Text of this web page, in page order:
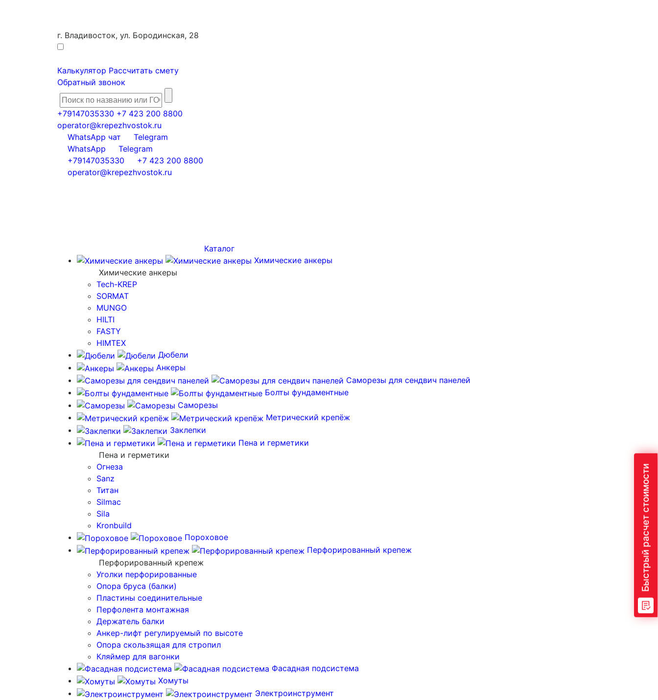
Быстрый расчет стоимости
г. Владивосток, ул. Бородинская, 28
Калькулятор Рассчитать смету
Обратный звонок
+79147035330 +7 423 200 8800
operator@krepezhvostok.ru
WhatsApp чат
Telegram
WhatsApp
Telegram
+79147035330
+7 423 200 8800
operator@krepezhvostok.ru
Каталог
Химические анкеры
Химические анкеры
Tech-KREP
SORMAT
MUNGO
HILTI
FASTY
HIMTEX
Дюбели
Анкеры
Саморезы для сендвич панелей
Болты фундаментные
Саморезы
Метрический крепёж
Заклепки
Пена и герметики
Пена и герметики
Огнеза
Sanz
Титан
Silmac
Sila
Kronbuild
Пороховое
Перфорированный крепеж
Перфорированный крепеж
Уголки перфорированные
Опора бруса (балки)
Пластины соединительные
Перфолента монтажная
Держатель балки
Анкер-лифт регулируемый по высоте
Опора скользящая для стропил
Кляймер для вагонки
Фасадная подсистема
Хомуты
Электроинструмент